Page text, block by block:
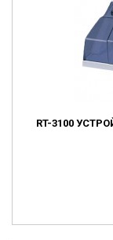
RT-3100